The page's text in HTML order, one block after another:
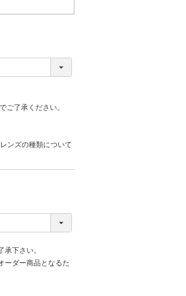
ご了承ください。
レンズの種類について
下さい。
ーダー商品となるた